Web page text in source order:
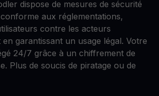
dispose de mesures de sécurité
aux réglementations,
contre les acteurs
garantissant un usage légal. Votre
24/7 grâce à un chiffrement de
Plus de soucis de piratage ou de